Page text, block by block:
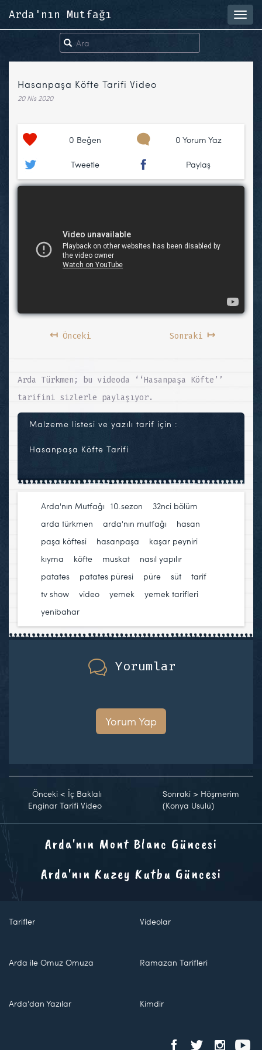
Arda'nın Mutfağı
Hasanpaşa Köfte Tarifi Video
20 Nis 2020
0 Beğen 0 Yorum Yaz
Tweetle Paylaş
↤Önceki Sonraki ↦
Arda Türkmen; bu videoda ‘‘Hasanpaşa Köfte’’
tarifini sizlerle paylaşıyor.
Malzeme listesi ve yazılı tarif için :
Hasanpaşa Köfte Tarifi
Arda'nın Mutfağı 10.sezon 32nci bölüm
arda türkmen
arda'nın mutfağı
hasan
paşa köftesi
hasanpaşa kaşar peyniri
kıyma
köfte muskat nasıl yapılır
patates
patates püresi püre süt tarif
tv show
video yemek yemek tarifleri
yenibahar
Yorumlar
Yorum Yap
Önceki < İç Baklalı
Enginar Tarifi Video
Sonraki > Höşmerim
(Konya Usulü)
Arda'nın Mont Blanc Güncesi
Arda'nın Kuzey Kutbu Güncesi
Tarifler Videolar
Arda ile Omuz Omuza Ramazan Tarifleri
Arda'dan Yazılar Kimdir